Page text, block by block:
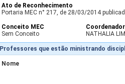
Ato de Reconhecimento
Portaria MEC n° 217, de 28/03/2014
Conceito MEC
Sem Conceito
Coordenador
NATHALIA
Professores que estão ministrando
Nome